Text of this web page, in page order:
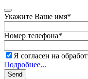
Укажите Ваше имя*
Номер телефона*
Я согласен на
Подробнее...
Send